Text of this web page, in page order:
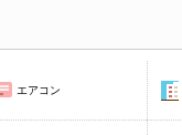
エアコン